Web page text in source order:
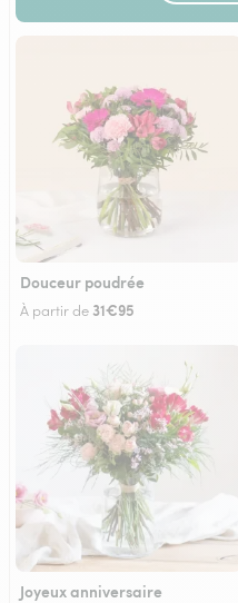
Douceur poudrée
À partir de 31€95
Joyeux anniversaire